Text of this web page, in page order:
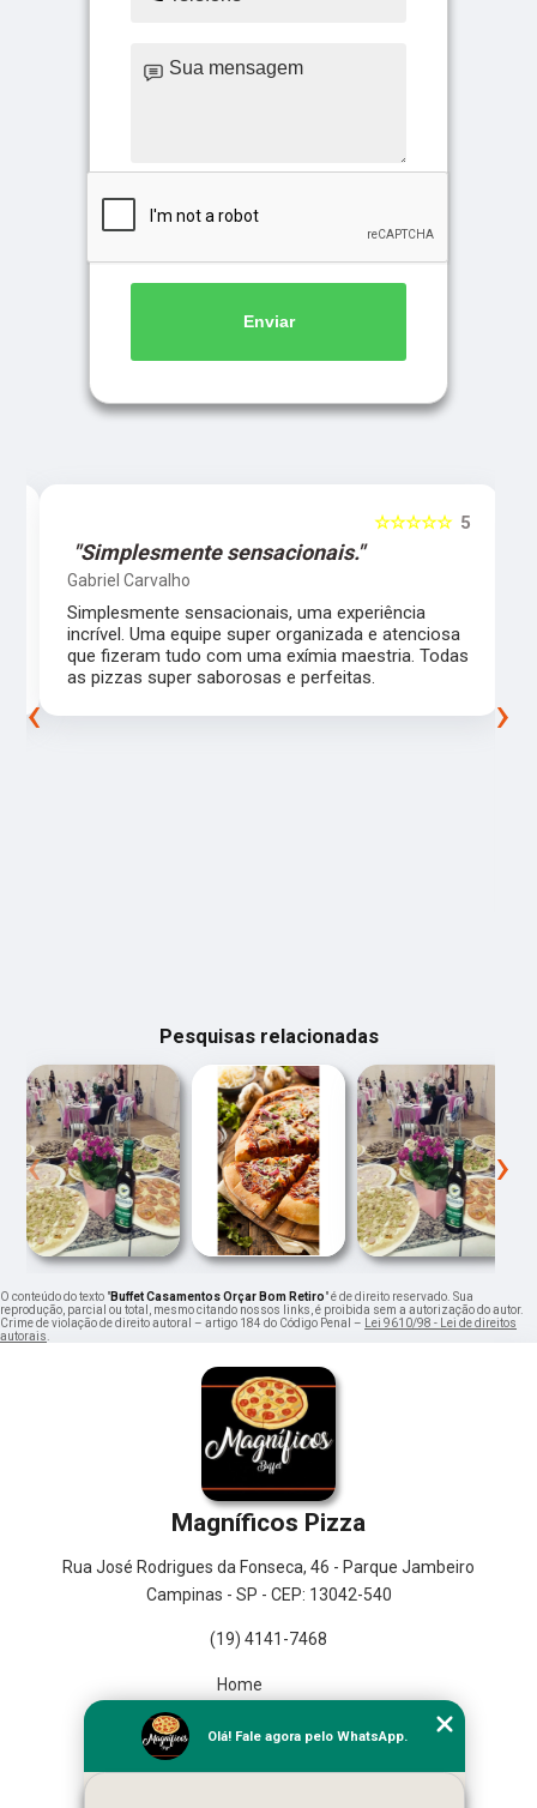
Enviar
5
☆☆☆☆☆
"Simplesmente sensacionais."
Gabriel Carvalho
Simplesmente sensacionais, uma experiência
incrível. Uma equipe super organizada e atenciosa
que fizeram tudo com uma exímia maestria. Todas
as pizzas super saborosas e perfeitas.
‹ ›
Pesquisas relacionadas
‹ ›
O conteúdo do texto "Buffet Casamentos Orçar Bom Retiro" é de direito reservado. Sua
reprodução, parcial ou total, mesmo citando nossos links, é proibida sem a autorização do autor.
Crime de violação de direito autoral – artigo 184 do Código Penal –
Lei 9610/98 - Lei de direitos
autorais
Magníficos Pizza
Rua José Rodrigues da Fonseca, 46 - Parque Jambeiro
Campinas - SP - CEP: 13042-540
(19) 4141-7468
Home
Missão
Olá! Fale agora pelo WhatsApp.